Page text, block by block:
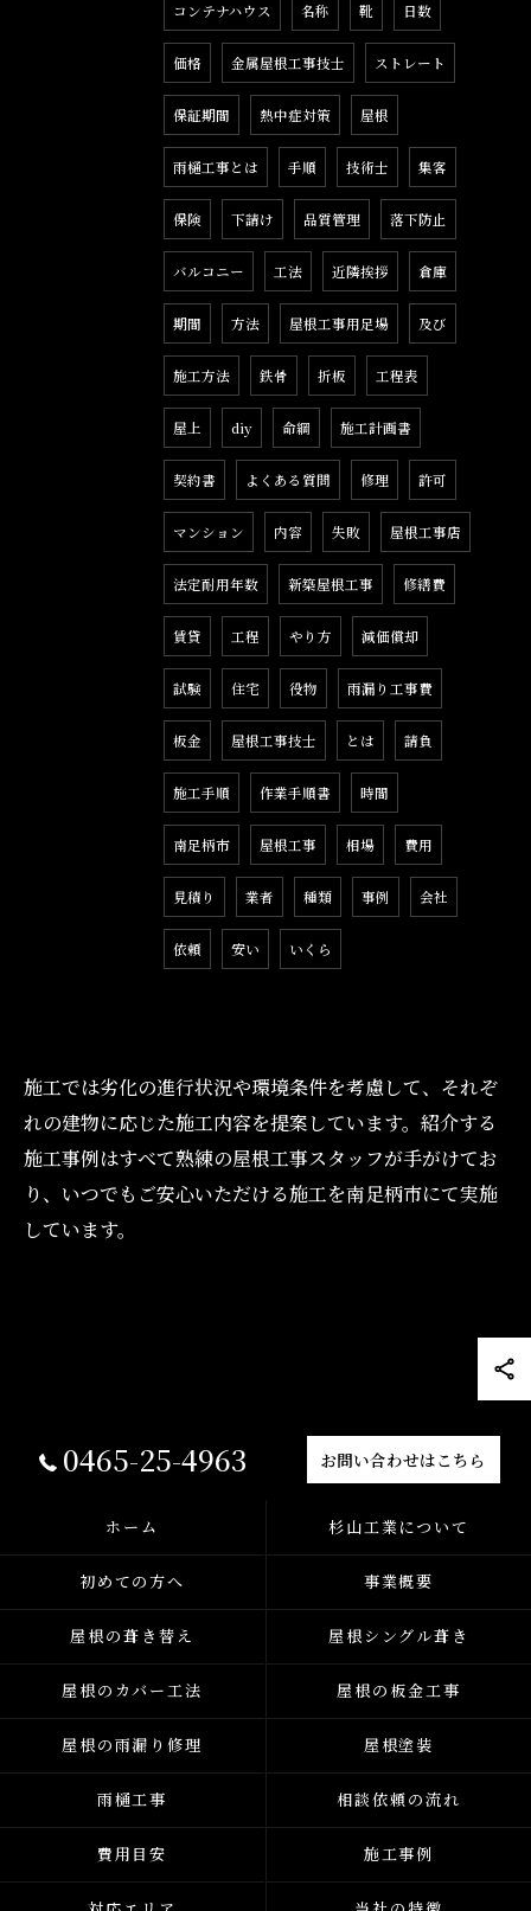
コンテナハウス 名称 靴 日数
価格 金属屋根工事技士 ストレート
保証期間 熱中症対策 屋根
雨樋工事とは 手順 技術士 集客
保険 下請け 品質管理 落下防止
バルコニー 工法 近隣挨拶 倉庫
期間 方法 屋根工事用足場 及び
施工方法 鉄骨 折板 工程表
屋上 diy 命綱 施工計画書
契約書 よくある質問 修理 許可
マンション 内容 失敗 屋根工事店
法定耐用年数 新築屋根工事 修繕費
賃貸 工程 やり方 減価償却
試験 住宅 役物 雨漏り工事費
板金 屋根工事技士 とは 請負
施工手順 作業手順書 時間
南足柄市 屋根工事 相場 費用
見積り 業者 種類 事例 会社
依頼 安い いくら
施工では劣化の進行状況や環境条件を考慮して、それぞ
れの建物に応じた施工内容を提案しています。紹介する
施工事例はすべて熟練の屋根工事スタッフが手がけてお
り、いつでもご安心いただける施工を南足柄市にて実施
しています。
0465-25-4963 お問い合わせはこちら
ホーム 杉山工業について
初めての方へ 事業概要
屋根の葺き替え 屋根シングル葺き
屋根のカバー工法 屋根の板金工事
屋根の雨漏り修理 屋根塗装
雨樋工事 相談依頼の流れ
費用目安 施工事例